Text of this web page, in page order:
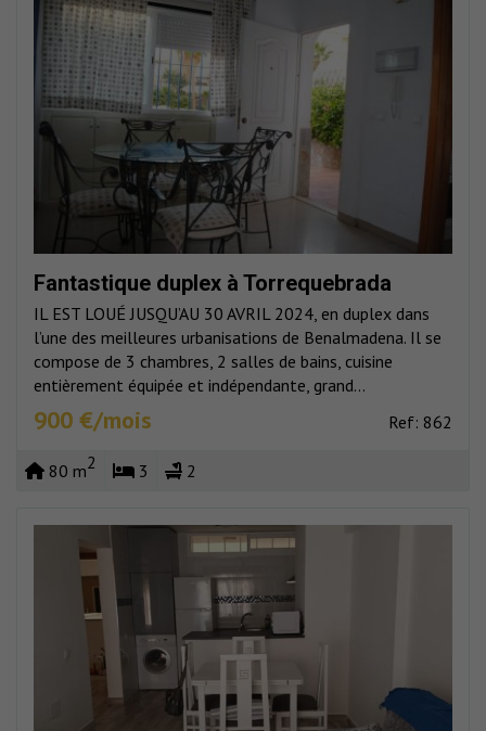
Fantastique duplex à Torrequebrada
IL EST LOUÉ JUSQU’AU 30 AVRIL 2024, en duplex dans
l’une des meilleures urbanisations de Benalmadena. Il se
compose de 3 chambres, 2 salles de bains, cuisine
entièrement équipée et indépendante, grand...
900 €/mois Ref: 862
80 m2 3 2